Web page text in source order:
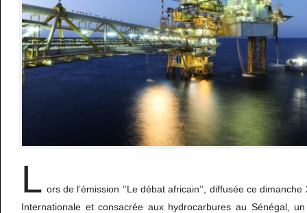
L ors de l’émission ‘’Le débat africain’’, diffusée ce
Internationale et consacrée aux hydrocarbures au Sénégal,